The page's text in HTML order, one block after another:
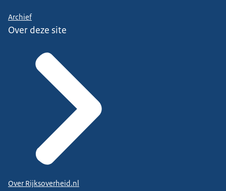
Archief
Over deze site
Over Rijksoverheid.nl